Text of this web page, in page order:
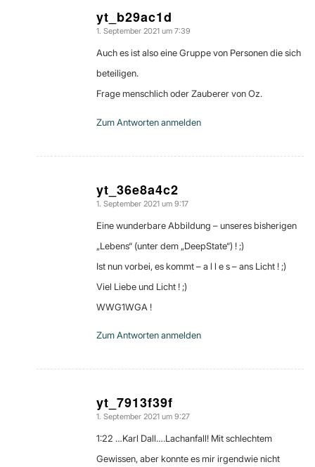
yt_b29ac1d
sagte:
1. September 2021 um 7:39
Auch es ist also eine Gruppe von Personen die sich
beteiligen.
Frage menschlich oder Zauberer von Oz.
Zum Antworten anmelden
yt_36e8a4c2
sagte:
1. September 2021 um 9:17
Eine wunderbare Abbildung – unseres bisherigen
„Lebens“ (unter dem „DeepState“) ! ;)
Ist nun vorbei, es kommt – a l l e s – ans Licht ! ;)
Viel Liebe und Licht ! ;)
WWG1WGA !
Zum Antworten anmelden
yt_7913f39f
sagte:
1. September 2021 um 9:27
1:22 …Karl Dall….Lachanfall! Mit schlechtem
Gewissen, aber konnte es mir irgendwie nicht